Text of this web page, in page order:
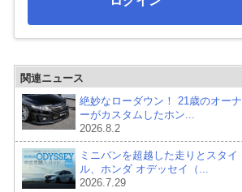
関連ニュース
絶妙なローダウン！ 21歳のオーナ
ーがカスタムしたホン...
2026.8.2
ミニバンを超越した走りとスタイ
ル、ホンダ オデッセイ（...
2026.7.29